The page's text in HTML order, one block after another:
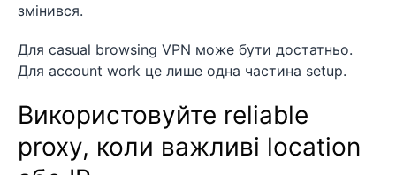
змінився.
Для casual browsing VPN може бути достатньо.
Для account work це лише одна частина setup.
Використовуйте reliable
proxy, коли важливі location